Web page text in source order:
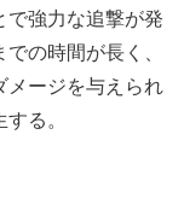
で強力な追撃が発
の時間が長く、
メージを与えられ
る。